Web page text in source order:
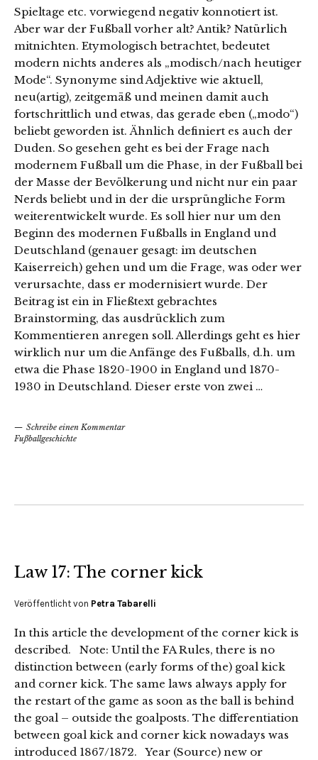
Spieltage etc. vorwiegend negativ konnotiert ist.
Aber war der Fußball vorher alt? Antik? Natürlich
mitnichten. Etymologisch betrachtet, bedeutet
modern nichts anderes als „modisch/nach heutiger
Mode“. Synonyme sind Adjektive wie aktuell,
neu(artig), zeitgemäß und meinen damit auch
fortschrittlich und etwas, das gerade eben („modo“)
beliebt geworden ist. Ähnlich definiert es auch der
Duden. So gesehen geht es bei der Frage nach
modernem Fußball um die Phase, in der Fußball bei
der Masse der Bevölkerung und nicht nur ein paar
Nerds beliebt und in der die ursprüngliche Form
weiterentwickelt wurde. Es soll hier nur um den
Beginn des modernen Fußballs in England und
Deutschland (genauer gesagt: im deutschen
Kaiserreich) gehen und um die Frage, was oder wer
verursachte, dass er modernisiert wurde. Der
Beitrag ist ein in Fließtext gebrachtes
Brainstorming, das ausdrücklich zum
Kommentieren anregen soll. Allerdings geht es hier
wirklich nur um die Anfänge des Fußballs, d.h. um
etwa die Phase 1820-1900 in England und 1870-
1930 in Deutschland. Dieser erste von zwei …
Schreibe einen Kommentar
Fußballgeschichte
Law 17: The corner kick
Veröffentlicht von Petra Tabarelli
In this article the development of the corner kick is
described. Note: Until the FA Rules, there is no
distinction between (early forms of the) goal kick
and corner kick. The same laws always apply for
the restart of the game as soon as the ball is behind
the goal – outside the goalposts. The differentiation
between goal kick and corner kick nowadays was
introduced 1867/1872. Year (Source) new or